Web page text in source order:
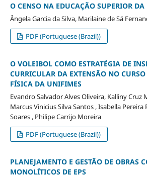
O CENSO NA EDUCAÇÃO SUPERIOR
Ângela Garcia da Silva, Marilaine de Sá
PDF (Portuguese (Brazil))
O VOLEIBOL COMO ESTRATÉGIA DE
CURRICULAR DA EXTENSÃO NO
FÍSICA DA UNIFIMES
Evandro Salvador Alves Oliveira, Kalliny Cruz
Marcus Vinicius Silva Santos , Isabella
Soares , Philipe Carrijo Moreira
PDF (Portuguese (Brazil))
PLANEJAMENTO E GESTÃO DE OBRAS
MONOLÍTICOS DE EPS